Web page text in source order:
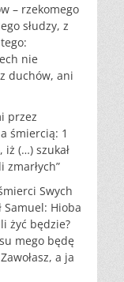
– rzekomego
słudzy, z
nie
duchów, ani
przez
śmiercią: 1
iż (…) szukał
zmarłych”
Swych
Samuel: Hioba
żyć będzie?
mego będę
a ja